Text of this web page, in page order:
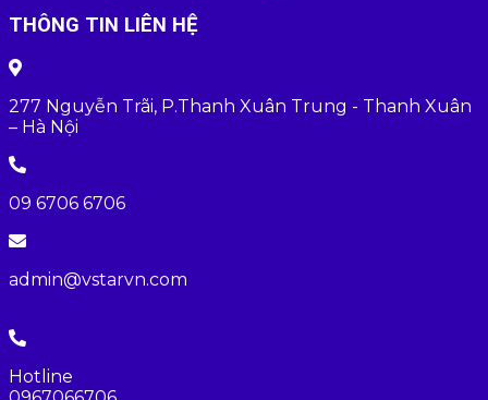
THÔNG TIN LIÊN HỆ
277 Nguyễn Trãi, P.Thanh Xuân Trung - Thanh Xuân
– Hà Nội
09 6706 6706
admin@vstarvn.com
Hotline